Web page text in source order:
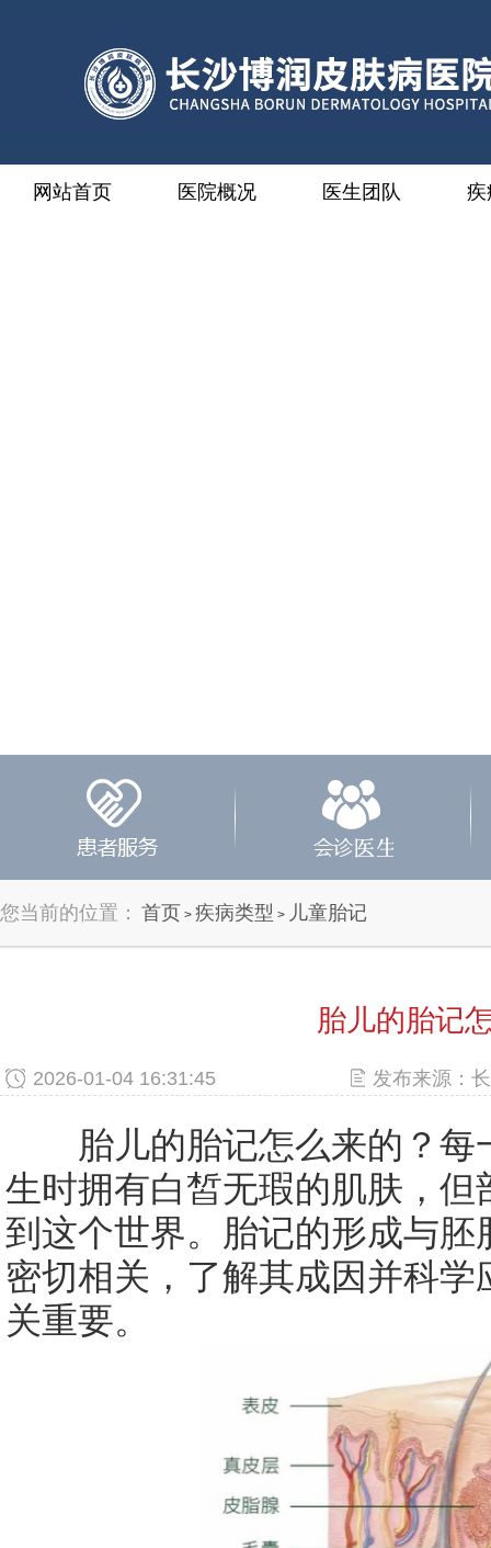
网站首页 医院概况 医生团队 疾
您当前的位置： 首页 > 疾病类型 > 儿童胎记
胎儿的胎记
2026-01-04 16:31:45 发布来源：
胎儿的胎记怎么来的？每
生时拥有白皙无瑕的肌肤，
到这个世界。胎记的形成与
密切相关，了解其成因并科
关重要。